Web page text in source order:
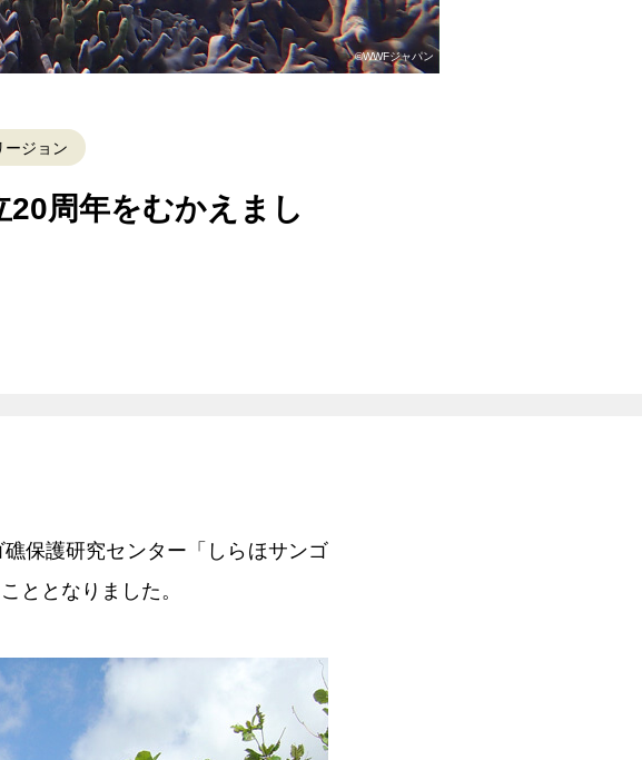
©WWFジャパン
ージョン
周年をむかえまし
保護研究センター「しらほサンゴ
ととなりました。